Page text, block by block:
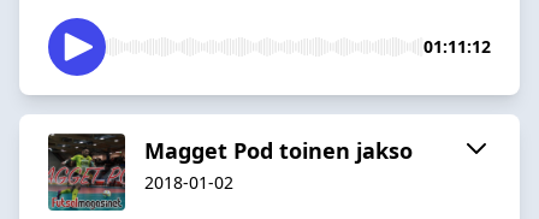
01:11:12
Magget Pod toinen jakso
2018-01-02